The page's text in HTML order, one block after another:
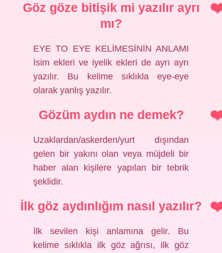
Göz göze bitişik mi yazılır ayrı
mı?
EYE TO EYE KELİMESİNİN ANLAMI
İsim ekleri ve iyelik ekleri de ayrı ayrı
yazılır. Bu kelime sıklıkla eye-eye
olarak yanlış yazılır.
Gözüm aydın ne demek?
Uzaklardan/askerden/yurt dışından
gelen bir yakını olan veya müjdeli bir
haber alan kişilere yapılan bir tebrik
şeklidir.
İlk göz aydınlığım nasıl yazılır?
İlk sevilen kişi anlamına gelir. Bu
kelime sıklıkla ilk göz ağrısı, ilk göz